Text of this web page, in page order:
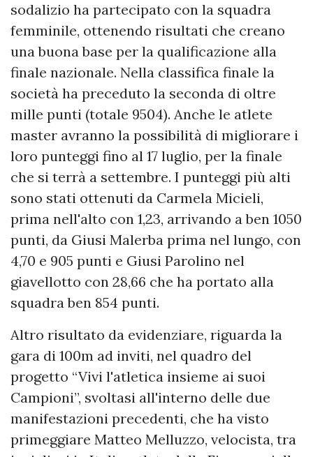
sodalizio ha partecipato con la squadra
femminile, ottenendo risultati che creano
una buona base per la qualificazione alla
finale nazionale. Nella classifica finale la
società ha preceduto la seconda di oltre
mille punti (totale 9504). Anche le atlete
master avranno la possibilità di migliorare i
loro punteggi fino al 17 luglio, per la finale
che si terrà a settembre. I punteggi più alti
sono stati ottenuti da Carmela Micieli,
prima nell'alto con 1,23, arrivando a ben 1050
punti, da Giusi Malerba prima nel lungo, con
4,70 e 905 punti e Giusi Parolino nel
giavellotto con 28,66 che ha portato alla
squadra ben 854 punti.
Altro risultato da evidenziare, riguarda la
gara di 100m ad inviti, nel quadro del
progetto “Vivi l'atletica insieme ai suoi
Campioni”, svoltasi all'interno delle due
manifestazioni precedenti, che ha visto
primeggiare Matteo Melluzzo, velocista, tra